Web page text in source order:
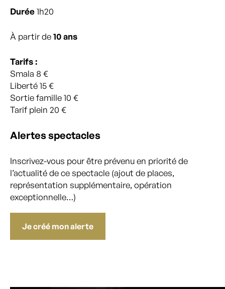
Durée1h20
À partir de10 ans
Tarifs :
Smala 8 €
Liberté 15 €
Sortie famille 10 €
Tarif plein 20 €
Alertes spectacles
Inscrivez-vous pour être prévenu en priorité de
l’actualité de ce spectacle (ajout de places,
représentation supplémentaire, opération
exceptionnelle…)
Je créé mon alerte